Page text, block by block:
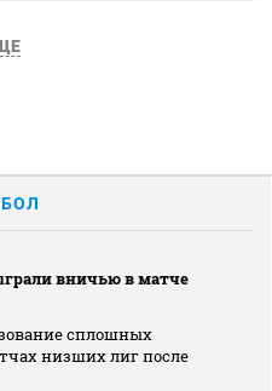
вничью в матче
сплошных
низших лиг после